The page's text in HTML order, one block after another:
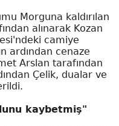
Morguna kaldırılan
alınarak Kozan
camiye
ardından cenaze
Arslan tarafından
Çelik, dualar ve
kaybetmiş"